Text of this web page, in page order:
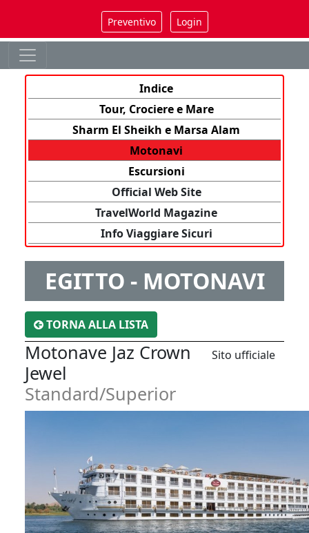
Preventivo Login
Indice
Tour, Crociere e Mare
Sharm El Sheikh e Marsa Alam
Motonavi
Escursioni
Official Web Site
TravelWorld Magazine
Info Viaggiare Sicuri
EGITTO - MOTONAVI
TORNA ALLA LISTA
Sito ufficiale
Motonave Jaz Crown
Jewel
Standard/Superior